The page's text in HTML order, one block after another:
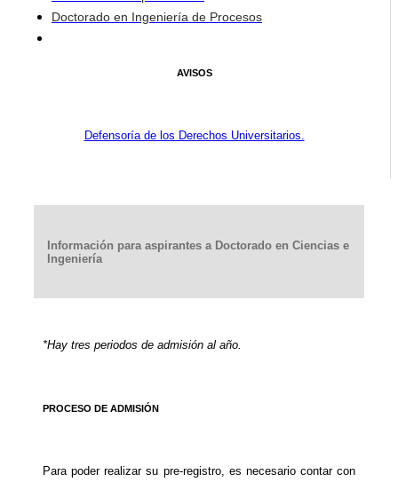
Doctorado en Ingeniería de Procesos
AVISOS
Defensoría de los Derechos Universitarios.
Información para aspirantes a Doctorado en Ciencias e
Ingeniería
*Hay tres periodos de admisión al año.
PROCESO DE ADMISIÓN
Para poder realizar su pre-registro, es necesario contar con